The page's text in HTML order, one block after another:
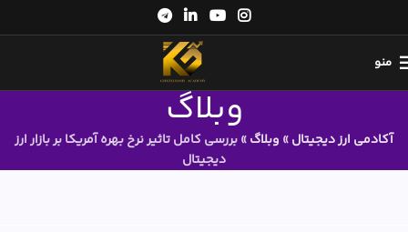
منو
وبلاگ
آکادمی ارز دیجیتال» وبلاگ»بررسی کامل تاثیر نرخ بهره آمریکا بر بازار ارز
دیجیتال